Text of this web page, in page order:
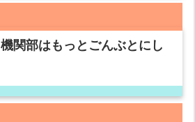
関部はもっとごんぶとにし